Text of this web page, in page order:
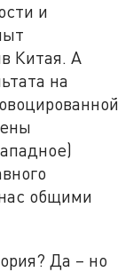
и
Китая. А
на
общими
Да – но